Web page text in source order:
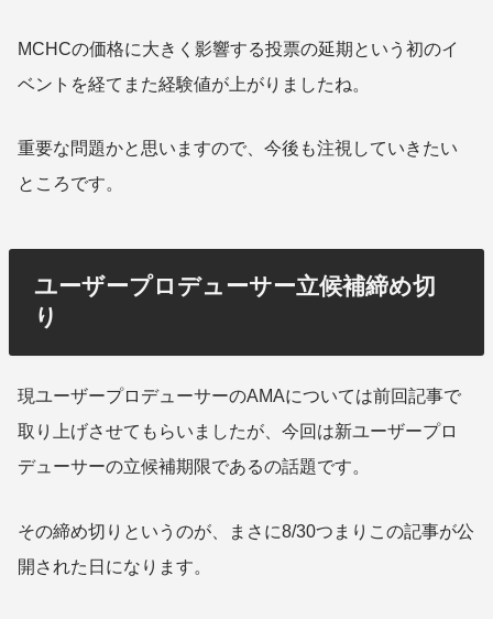
MCHCの価格に大きく影響する投票の延期という初のイ
ベントを経てまた経験値が上がりましたね。
重要な問題かと思いますので、今後も注視していきたい
ところです。
ユーザープロデューサー立候補締め切
り
現ユーザープロデューサーのAMAについては前回記事で
取り上げさせてもらいましたが、今回は新ユーザープロ
デューサーの立候補期限であるの話題です。
その締め切りというのが、まさに8/30つまりこの記事が公
開された日になります。